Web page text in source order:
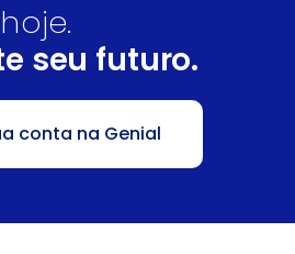
conta na Genial
seu futuro.